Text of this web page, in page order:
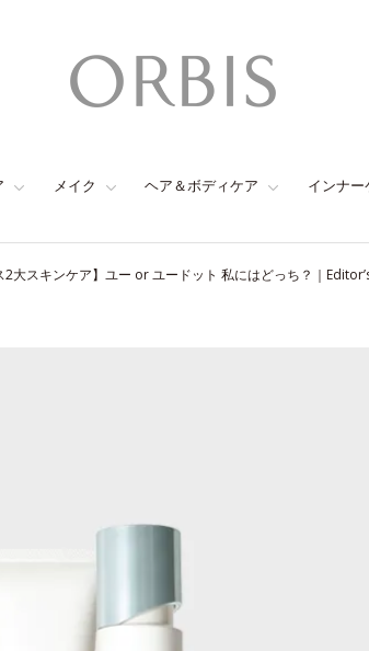
メイク ヘア＆ボディケア インナー
2大スキンケア】ユー or ユードット 私にはどっち？｜